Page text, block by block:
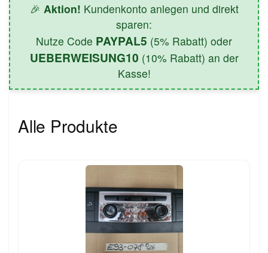
🎉 Aktion! Kundenkonto anlegen und direkt
sparen:
Nutze Code PAYPAL5 (5% Rabatt) oder
UEBERWEISUNG10 (10% Rabatt) an der
Kasse!
Alle Produkte